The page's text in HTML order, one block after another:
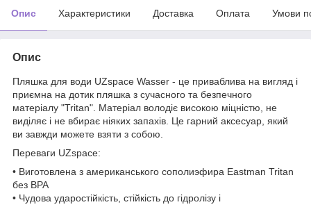
Опис Характеристики Доставка Оплата Умови
Опис
Пляшка для води UZspace Wasser - це приваблива на вигляд і
приємна на дотик пляшка з сучасного та безпечного
матеріалу "Tritan". Матеріал володіє високою міцністю, не
виділяє і не вбирає ніяких запахів. Це гарний аксесуар, який
ви завжди можете взяти з собою.
Переваги UZspace:
• Виготовлена з американського сополиэфира Eastman Tritan
без BPA
• Чудова ударостійкість, стійкість до гідролізу і